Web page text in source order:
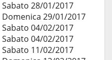
Sabato 28/01/2017
Domenica 29/01/2017
Sabato 04/02/2017
Sabato 04/02/2017
Sabato 11/02/2017